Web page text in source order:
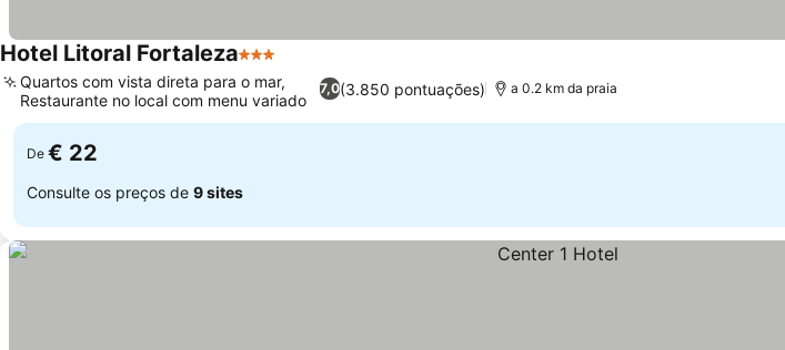
Hotel Litoral Fortaleza3 Estrelas
7,0(3.850 pontuações)
Quartos com vista direta para o mar,
Restaurante no local com menu variado
a 0.2 km da praia
De € 22
Consulte os preços de 9 sites